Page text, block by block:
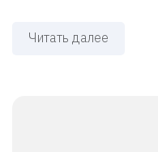
Читать далее